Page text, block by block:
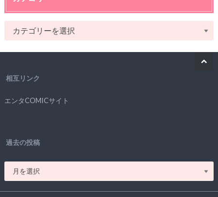
相互リンク
エンタCOMICサイト
過去の投稿